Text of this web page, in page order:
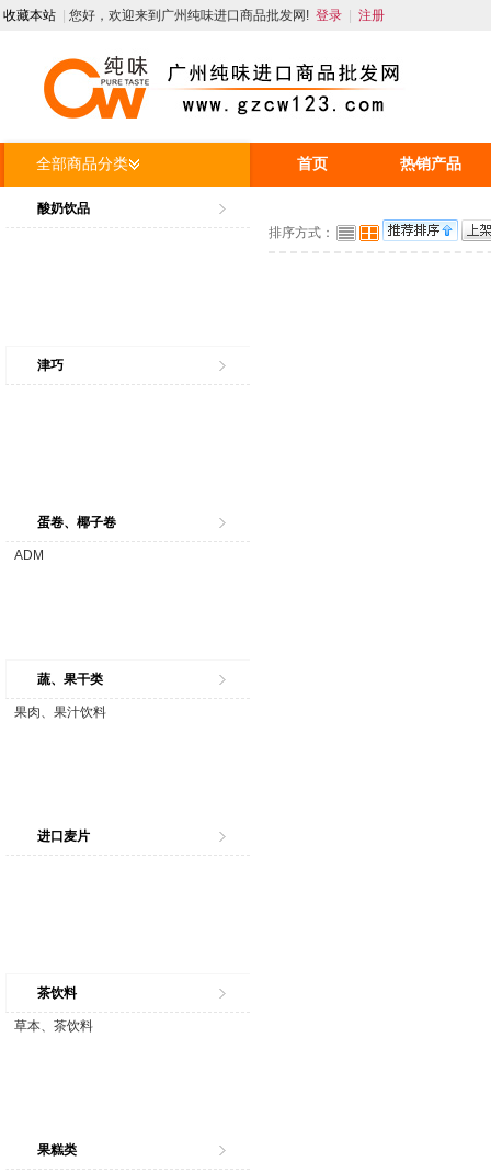
收藏本站 您好，欢迎来到广州纯味进口商品批发网! 登录 注册
全部商品分类
酸奶饮品
津巧
蛋卷、椰子卷
ADM
蔬、果干类
果肉、果汁饮料
进口麦片
茶饮料
草本、茶饮料
果糕类
首页 热销产品
排序方式：